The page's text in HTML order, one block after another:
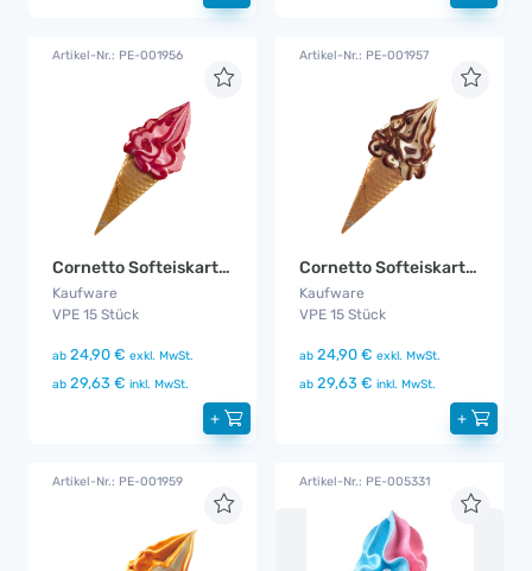
Artikel-Nr.: PE-001956
Cornetto Softeiskartusche Erdbeere
Kaufware
VPE 15 Stück
ab 24,90 € exkl. MwSt.
ab 29,63 € inkl. MwSt.
+
Artikel-Nr.: PE-001957
Cornetto Softeiskartusche Stracciatella
Kaufware
VPE 15 Stück
ab 24,90 € exkl. MwSt.
ab 29,63 € inkl. MwSt.
+
Artikel-Nr.: PE-001959 Artikel-Nr.: PE-005331